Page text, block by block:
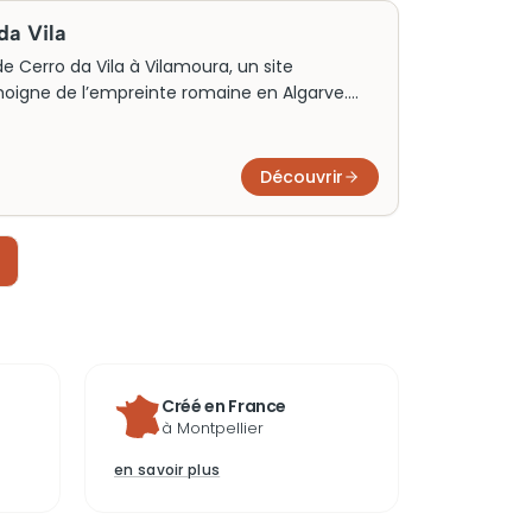
Vila
Cerro da Vila à Vilamoura, un site
de l’empreinte romaine en Algarve.
le musée adjacent, riche en artefacts qui
Un voyage dans l’histoire et la
Portugal.
Découvrir
Créé en France
à Montpellier
en savoir plus